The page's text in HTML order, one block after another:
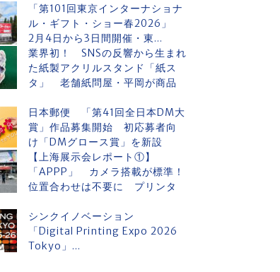
「第101回東京インターナショナ
ル・ギフト・ショー春2026」
2月4日から3日間開催・東...
業界初！ SNSの反響から生まれ
た紙製アクリルスタンド「紙ス
タ」 老舗紙問屋・平岡が商品
日本郵便 「第41回全日本DM大
賞」作品募集開始 初応募者向
け「DMグロース賞」を新設
【上海展示会レポート①】
「APPP」 カメラ搭載が標準！
位置合わせは不要に プリンタ
シンクイノベーション
「Digital Printing Expo 2026
Tokyo」...